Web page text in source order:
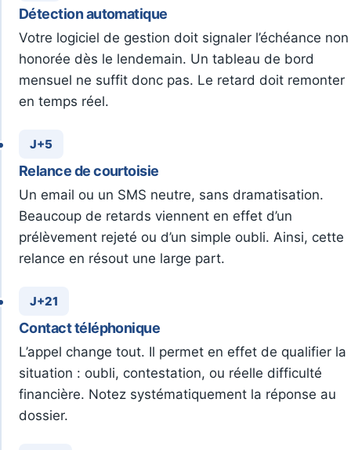
Détection automatique
Votre logiciel de gestion doit signaler l’échéance non
honorée dès le lendemain. Un tableau de bord
mensuel ne suffit donc pas. Le retard doit remonter
en temps réel.
J+5
Relance de courtoisie
Un email ou un SMS neutre, sans dramatisation.
Beaucoup de retards viennent en effet d’un
prélèvement rejeté ou d’un simple oubli. Ainsi, cette
relance en résout une large part.
J+21
Contact téléphonique
L’appel change tout. Il permet en effet de qualifier la
situation : oubli, contestation, ou réelle difficulté
financière. Notez systématiquement la réponse au
dossier.